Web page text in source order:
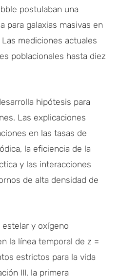
postulaban una
para galaxias masivas en
mediciones actuales
poblacionales hasta diez
hipótesis para
Las explicaciones
en las tasas de
la eficiencia de la
y las interacciones
de alta densidad de
y oxígeno
la línea temporal de z =
estrictos para la vida
III, la primera